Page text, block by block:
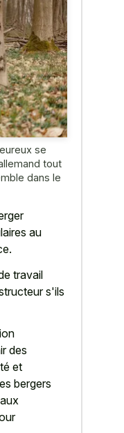
se
tout
dans le
au
travail
s'ils
des
et
bergers